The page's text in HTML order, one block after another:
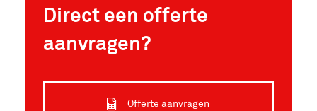
Direct een offerte
aanvragen?
Offerte aanvragen